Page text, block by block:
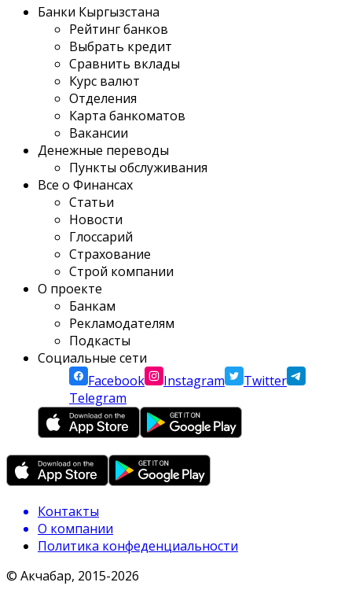
Банки Кыргызстана
Рейтинг банков
Выбрать кредит
Сравнить вклады
Курс валют
Отделения
Карта банкоматов
Вакансии
Денежные переводы
Пункты обслуживания
Все о Финансах
Статьи
Новости
Глоссарий
Страхование
Строй компании
О проекте
Банкам
Рекламодателям
Подкасты
Социальные сети
Facebook
Instagram
Twitter
Telegram
Контакты
О компании
Политика конфеденциальности
© Акчабар, 2015-2026